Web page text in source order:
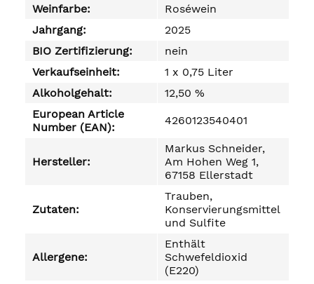
Weinfarbe:
Roséwein
Jahrgang:
2025
BIO Zertifizierung:
nein
Verkaufseinheit:
1 x 0,75 Liter
Alkoholgehalt:
12,50 %
European Article
Number (EAN):
4260123540401
Hersteller:
Markus Schneider,
Am Hohen Weg 1,
67158 Ellerstadt
Zutaten:
Trauben,
Konservierungsmittel
und Sulfite
Allergene:
Enthält
Schwefeldioxid
(E220)